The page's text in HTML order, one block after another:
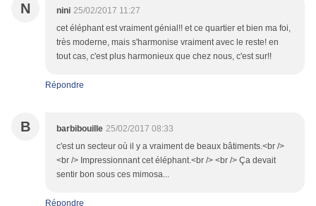
N nini 25/02/2017 11:27
cet éléphant est vraiment génial!! et ce quartier et bien ma foi,
très moderne, mais s'harmonise vraiment avec le reste! en
tout cas, c'est plus harmonieux que chez nous, c'est sur!!
Répondre
B barbibouille 25/02/2017 08:33
c'est un secteur où il y a vraiment de beaux bâtiments.<br />
<br /> Impressionnant cet éléphant.<br /> <br /> Ça devait
sentir bon sous ces mimosa...
Répondre